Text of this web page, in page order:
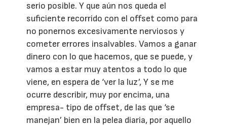
serio posible. Y que aún nos queda el
suficiente recorrido con el offset como para
no ponernos excesivamente nerviosos y
cometer errores insalvables. Vamos a ganar
dinero con lo que hacemos, que se puede, y
vamos a estar muy atentos a todo lo que
viene, en espera de ‘ver la luz’, Y se me
ocurre describir, muy por encima, una
empresa- tipo de offset, de las que ‘se
manejan’ bien en la pelea diaria, por aquello